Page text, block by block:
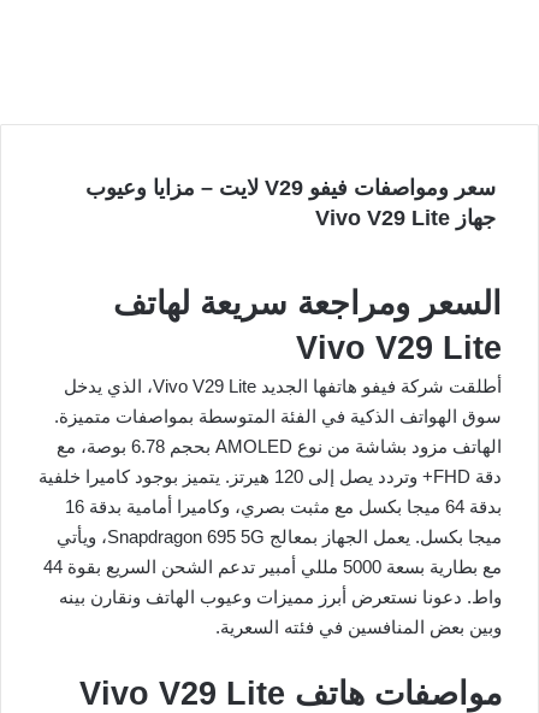
سعر ومواصفات فيفو V29 لايت – مزايا وعيوب
جهاز Vivo V29 Lite
السعر ومراجعة سريعة لهاتف
Vivo V29 Lite
أطلقت شركة فيفو هاتفها الجديد Vivo V29 Lite، الذي يدخل
سوق الهواتف الذكية في الفئة المتوسطة بمواصفات متميزة.
الهاتف مزود بشاشة من نوع AMOLED بحجم 6.78 بوصة، مع
دقة FHD+ وتردد يصل إلى 120 هيرتز. يتميز بوجود كاميرا خلفية
بدقة 64 ميجا بكسل مع مثبت بصري، وكاميرا أمامية بدقة 16
ميجا بكسل. يعمل الجهاز بمعالج Snapdragon 695 5G، ويأتي
مع بطارية بسعة 5000 مللي أمبير تدعم الشحن السريع بقوة 44
واط. دعونا نستعرض أبرز مميزات وعيوب الهاتف ونقارن بينه
وبين بعض المنافسين في فئته السعرية.
مواصفات هاتف Vivo V29 Lite